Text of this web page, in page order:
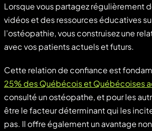
Lorsque vous partagez régulièrement
vidéos et des ressources éducatives
l’ostéopathie, vous construisez une
avec vos patients actuels et futurs.
Cette relation de confiance est
25% des Québécois et Québécoises
consulté un ostéopathe, et pour les
être le facteur déterminant qui les
pas. Il offre également un avantage